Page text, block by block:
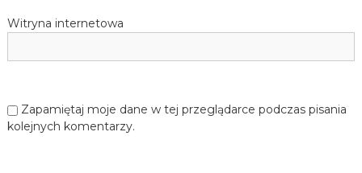
Witryna internetowa
Zapamiętaj moje dane w tej przeglądarce podczas pisania
kolejnych komentarzy.